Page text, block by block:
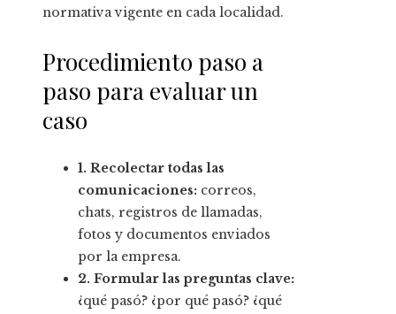
normativa vigente en cada localidad.
Procedimiento paso a
paso para evaluar un
caso
1. Recolectar todas las
comunicaciones: correos,
chats, registros de llamadas,
fotos y documentos enviados
por la empresa.
2. Formular las preguntas clave:
¿qué pasó? ¿por qué pasó? ¿qué